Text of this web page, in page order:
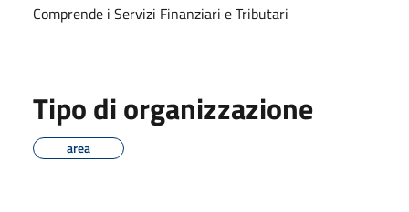
Comprende i Servizi Finanziari e Tributari
Tipo di organizzazione
area